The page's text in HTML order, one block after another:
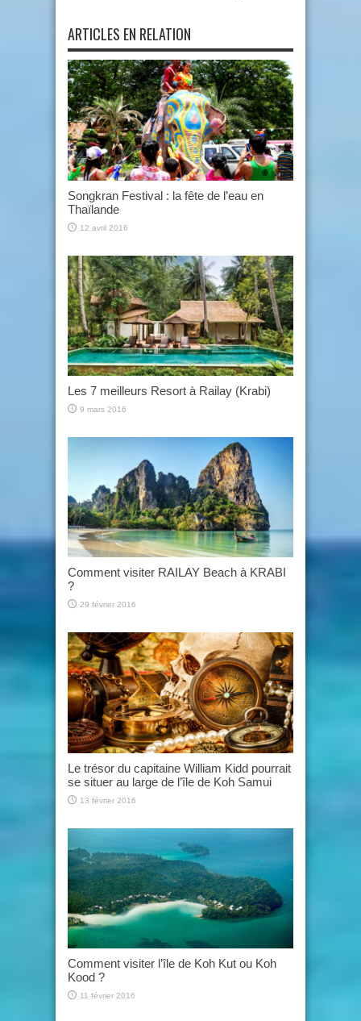
ARTICLES EN RELATION
Songkran Festival : la fête de l’eau en
Thaïlande
12 avril 2016
Les 7 meilleurs Resort à Railay (Krabi)
9 mars 2016
Comment visiter RAILAY Beach à KRABI
?
29 février 2016
Le trésor du capitaine William Kidd pourrait
se situer au large de l’île de Koh Samui
13 février 2016
Comment visiter l’île de Koh Kut ou Koh
Kood ?
11 février 2016